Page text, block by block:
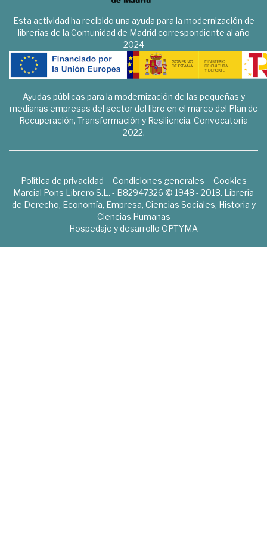
Esta actividad ha recibido una ayuda para la modernización de
librerías de la Comunidad de Madrid correspondiente al año
2024
Ayudas públicas para la modernización de las pequeñas y
medianas empresas del sector del libro en el marco del Plan de
Recuperación, Transformación y Resiliencia. Convocatoria
2022.
Política de privacidad Condiciones generales
Cookies
Marcial Pons Librero S.L. - B82947326 © 1948 - 2018. Librería
de Derecho, Economía, Empresa, Ciencias Sociales, Historia y
Ciencias Humanas
Hospedaje y desarrollo OPTYMA